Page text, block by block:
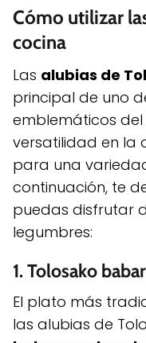
Cómo utilizar
cocina
Las alubias de
principal de uno
emblemáticos del
versatilidad en la
para una
continuación, te
puedas disfrutar
legumbres:
1. Tolosako
El plato más
las alubias de